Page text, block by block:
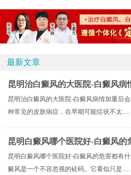
最新文章
昆明治白癜风的大医院-白癜风病
昆明治白癜风的大医院-白癜风病情加重后
种常见的皮肤病症，在早期可能症状不太.....
昆明白癜风哪个医院好-白癜风的
昆明白癜风哪个医院好-白癜风的危害都有
癜风是一个不容忽视的砝码。它看似只是.....